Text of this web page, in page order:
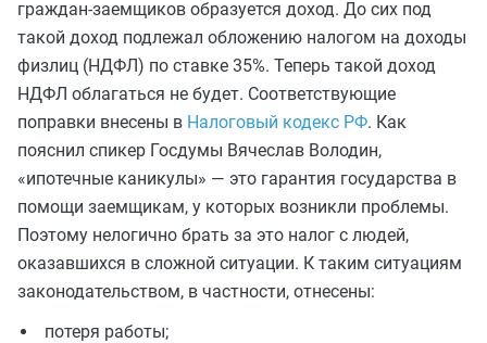
граждан-заемщиков образуется доход. До сих под
такой доход подлежал обложению налогом на доходы
физлиц (НДФЛ) по ставке 35%. Теперь такой доход
НДФЛ облагаться не будет. Соответствующие
поправки внесены в Налоговый кодекс РФ. Как
пояснил спикер Госдумы Вячеслав Володин,
«ипотечные каникулы» — это гарантия государства в
помощи заемщикам, у которых возникли проблемы.
Поэтому нелогично брать за это налог с людей,
оказавшихся в сложной ситуации. К таким ситуациям
законодательством, в частности, отнесены:
потеря работы;